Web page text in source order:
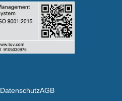
DatenschutzAGB